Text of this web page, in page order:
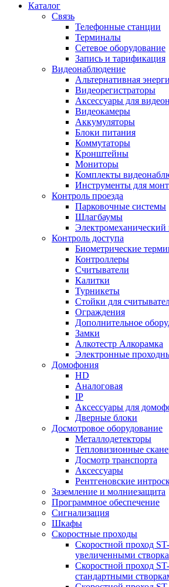
Каталог
Связь
Телефонные станции
Терминалы
Сетевое оборудование
Запись и тарификация
Видеонаблюдение
Альтернативная
Видеорегистраторы
Аксессуары для
Видеокамеры
Аккумуляторы
Блоки питания
Коммутаторы
Кронштейны
Мониторы
Комплекты
Инструменты для
Контроль проезда
Парковочные системы
Шлагбаумы
Контроль доступа
Биометрические
Контроллеры
Считыватели
Калитки
Турникеты
Стойки для
Ограждения
Дополнительное
Замки
Алкотестр Алкорамка
Электронные
Домофония
HD
Аналоговая
IP
Аксессуары для
Дверные блоки
Досмотровое оборудование
Металлодетекторы
Тепловизионные
Досмотр транспорта
Аксессуары
Рентгеновские
Заземление и молниезащита
Программное обеспечение
Сигнализация
Шкафы
Скоростные проходы
Скоростной проход
увеличенными
Скоростной проход
стандартными